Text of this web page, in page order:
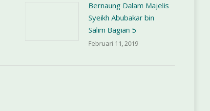
Bernaung Dalam Majelis
Syeikh Abubakar bin
Salim Bagian 5
Februari 11, 2019